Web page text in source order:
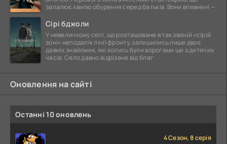
запалює хвилю обурення серед батьків. Вони впевнені —
Сірі бджоли
У невеличкому селі, що розташоване в так званій «сірій
зоні» неподалік лінії фронту, залишились лише двоє
давніх знайомих, які колись були ворогами ще з дитячих
часів. Село давно відрізане від благ
Оновлення на сайті
Останні 10 оновлень
4 Сезон, 8 серія